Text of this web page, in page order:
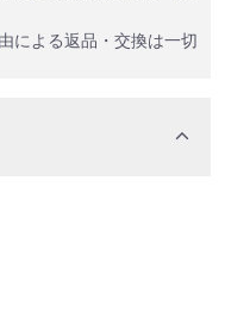
による返品・交換は一切